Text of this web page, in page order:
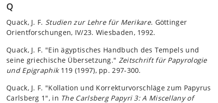
Q
Quack, J. F. Studien zur Lehre für Merikare. Göttinger
Orientforschungen, IV/23. Wiesbaden, 1992.
Quack, J. F. "Ein ägyptisches Handbuch des Tempels und
seine griechische Übersetzung." Zeitschrift für Papyrologie
und Epigraphik119 (1997), pp. 297-300.
Quack, J. F. "Kollation und Korrekturvorschläge zum Papyrus
Carlsberg 1", in The Carlsberg Papyri 3: A Miscellany of